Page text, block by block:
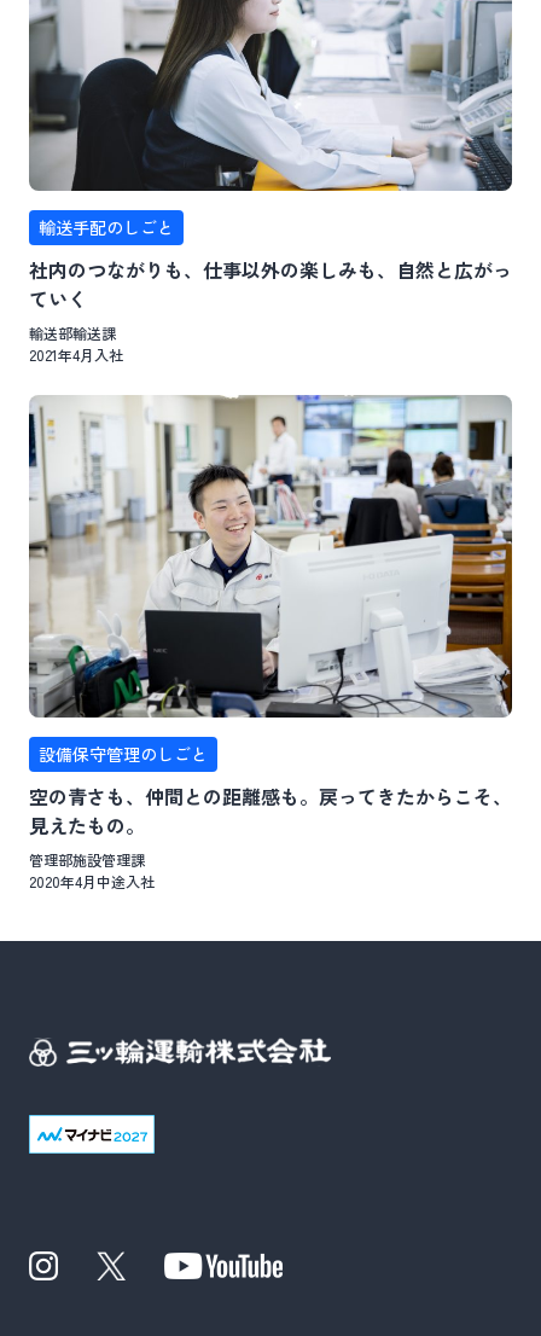
輸送手配のしごと
社内のつながりも、仕事以外の楽しみも、自然と広がっ
ていく
輸送部輸送課
2021年4月入社
設備保守管理のしごと
空の青さも、仲間との距離感も。戻ってきたからこそ、
見えたもの。
管理部施設管理課
2020年4月中途入社